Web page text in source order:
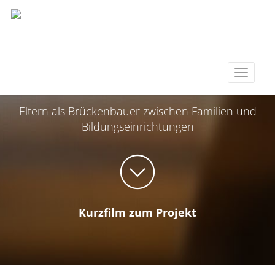
Toggle
BILDUNGS­BOT­SCHAFTER &
BILDUNGS­BOT­SCHAF­TE­RINNEN
Eltern als Brücken­bauer zwischen Familien und
Bildungs­ein­rich­tungen
Kurzfilm zum Projekt